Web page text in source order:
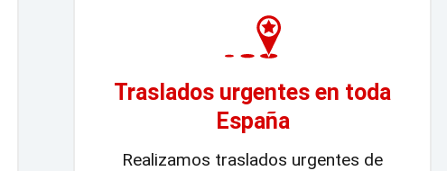
Traslados urgentes en toda
España
Realizamos traslados urgentes de